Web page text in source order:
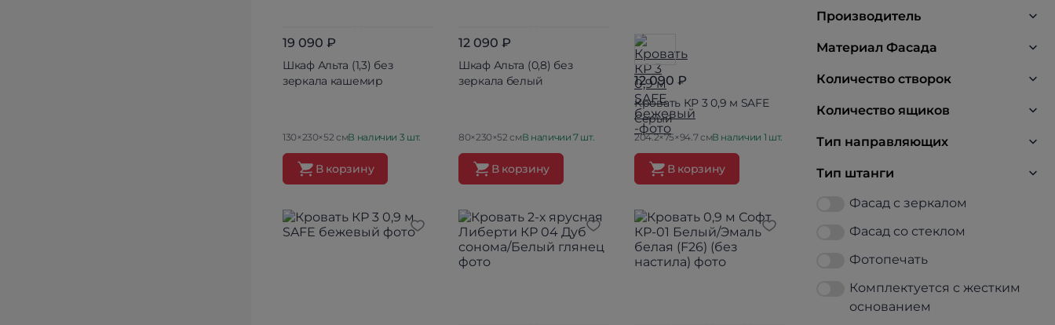
Производитель
Материал Фасада
Количество створок
Количество ящиков
Тип направляющих
Тип штанги
Фасад с зеркалом
Фасад со стеклом
Фотопечать
Комплектуется с жестким
основанием
19 090 ₽
Шкаф Альта (1,3) без
зеркала кашемир
130×230×52 смВ наличии 3 шт.
В корзину
12 090 ₽
Шкаф Альта (0,8) без
зеркала белый
80×230×52 смВ наличии 7 шт.
В корзину
12 090 ₽
Кровать КР 3 0,9 м SAFE
Серый
204.2×75×94.7 смВ наличии 1 шт.
В корзину